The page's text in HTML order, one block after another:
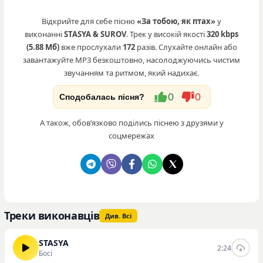
Відкрийте для себе пісню«За тобою, як птах»у
виконанніSTASYA & SUROV. Трек у високій якості320 kbps
(5.88 Мб)вже прослухали 172разів. Слухайте онлайн або
завантажуйте MP3 безкоштовно, насолоджуючись чистим
звучанням та ритмом, який надихає.
Сподобалась пісня? 0 0
А також, обовʼязково поділись піснею з друзями у
соцмережах
Треки виконавців Див. Всі
STASYA
Босі
2:24